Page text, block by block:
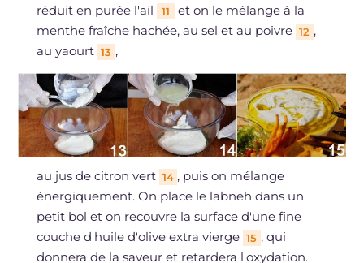
réduit en purée l'ail
11
et on le mélange à la
menthe fraîche hachée, au sel et au poivre 12 ,
au yaourt 13 ,
au jus de citron vert 14 , puis on mélange
énergiquement. On place le labneh dans un
petit bol et on recouvre la surface d'une fine
couche d'huile d'olive extra vierge 15 , qui
donnera de la saveur et retardera l'oxydation.